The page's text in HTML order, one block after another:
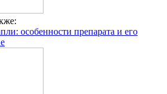
особенности препарата и его